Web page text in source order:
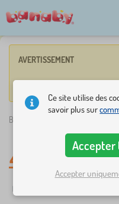
AVERTISSEMENT
Banaby.fr
44 Cats
Filtrer
Ce site utilise des
savoir plus sur
Accepter
Accepter